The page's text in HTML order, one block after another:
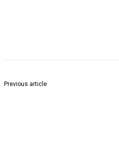
Previous article